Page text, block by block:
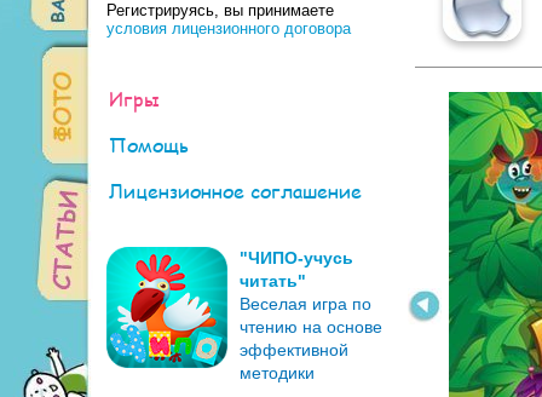
Регистрируясь, вы принимаете
условия лицензионного договора
Игры
Помощь
Лицензионное соглашение
"ЧИПО-учусь
читать"
Веселая игра по
чтению на основе
эффективной
методики